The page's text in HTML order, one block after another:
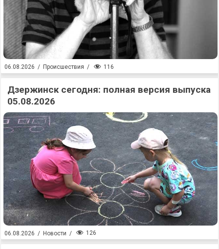
06.08.2026 / Происшествия / 116
Дзержинск сегодня: полная версия выпуска
05.08.2026
06.08.2026 / Новости / 126